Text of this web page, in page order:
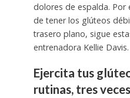
dolores de espalda. Por
de tener los glúteos
trasero plano, sigue
entrenadora Kellie Davis.
Ejercita tus
rutinas, tres